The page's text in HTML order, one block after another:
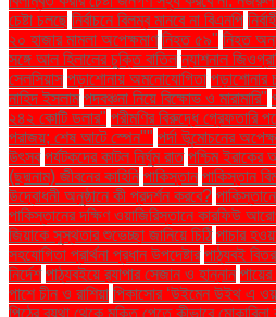
চেষ্টা চলছে নির্বাচনে বিলম্ব মানবে না বিএনপি
২০ হাজার মামলা অপেক্ষমাণ নিহত ৫৯" নিহত
সঙ্গে আল হিলালের চুক্তি বাতিল ন্যাশনাল
সেলসিয়াস পড়াশোনায় অমনোযোগিতা পড়াশোনার
নাহিদ ইসলাম পদবঞ্চনা নিয়ে বিক্ষোভ ও মারামারি"
২৪২ কোটি ডলার" পরীমণির বিরুদ্ধে গ্রেফতারি
পরাজয়; শেষ আটে স্পেন"" পর্দা উন্মোচনের
উৎসব পর্যটকদের কাটল নির্ঘুম রাত পশ্চিম ইরাকের
(ছদ্মনাম) জীবনের কাহিনি পাকিস্তান পাকিস্তান
উদ্বোধনী অনুষ্ঠানে কী প্রদর্শন করবে?
পাকিস্তানের দক্ষিণ ওয়াজিরিস্তানে কারফিউ
জিয়াকে সুস্থতার শুভেচ্ছা জানিয়ে চিঠি পাচার
সহযোগিতা প্রার্থনা প্রধান উপদেষ্টার পাঠ্যবই
নির্দেশ পাঠ্যবইয়ে র‍্যাপার সেজান ও হান্নান
পাশে চীন ও রাশিয়া পিকাসোর ‘উইমেন উইথ এ
পিঠের ব্যথা থেকে মুক্তি পেতে কীভাবে মোকাবিলা